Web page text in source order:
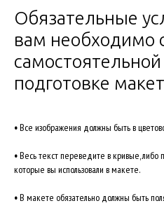
Обязательные
вам необходимо
подготовке
•Все изображения должны быть в
•Весь текст переведите в кривые, либо
которые вы использовали в макете.
•В макете обязательно должны быть